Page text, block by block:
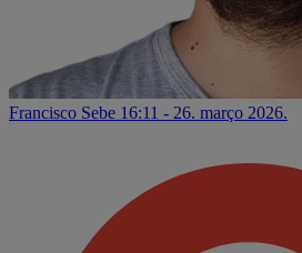
Francisco Sebe 16:11 - 26. março 2026.